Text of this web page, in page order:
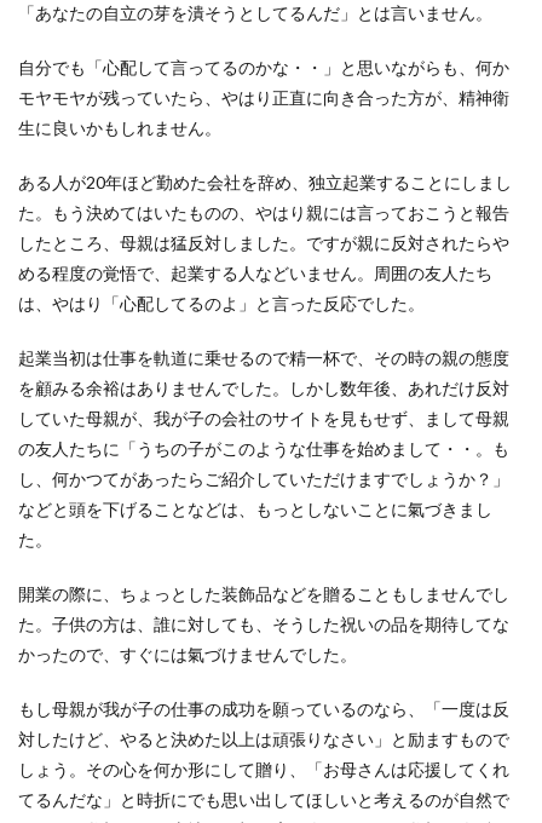
「あなたの自立の芽を潰そうとしてるんだ」とは言いません。
自分でも「心配して言ってるのかな・・」と思いながらも、何か
モヤモヤが残っていたら、やはり正直に向き合った方が、精神衛
生に良いかもしれません。
ある人が20年ほど勤めた会社を辞め、独立起業することにしまし
た。もう決めてはいたものの、やはり親には言っておこうと報告
したところ、母親は猛反対しました。ですが親に反対されたらや
める程度の覚悟で、起業する人などいません。周囲の友人たち
は、やはり「心配してるのよ」と言った反応でした。
起業当初は仕事を軌道に乗せるので精一杯で、その時の親の態度
を顧みる余裕はありませんでした。しかし数年後、あれだけ反対
していた母親が、我が子の会社のサイトを見もせず、まして母親
の友人たちに「うちの子がこのような仕事を始めまして・・。も
し、何かつてがあったらご紹介していただけますでしょうか？」
などと頭を下げることなどは、もっとしないことに氣づきまし
た。
開業の際に、ちょっとした装飾品などを贈ることもしませんでし
た。子供の方は、誰に対しても、そうした祝いの品を期待してな
かったので、すぐには氣づけませんでした。
もし母親が我が子の仕事の成功を願っているのなら、「一度は反
対したけど、やると決めた以上は頑張りなさい」と励ますもので
しょう。その心を何か形にして贈り、「お母さんは応援してくれ
てるんだな」と時折にでも思い出してほしいと考えるのが自然で